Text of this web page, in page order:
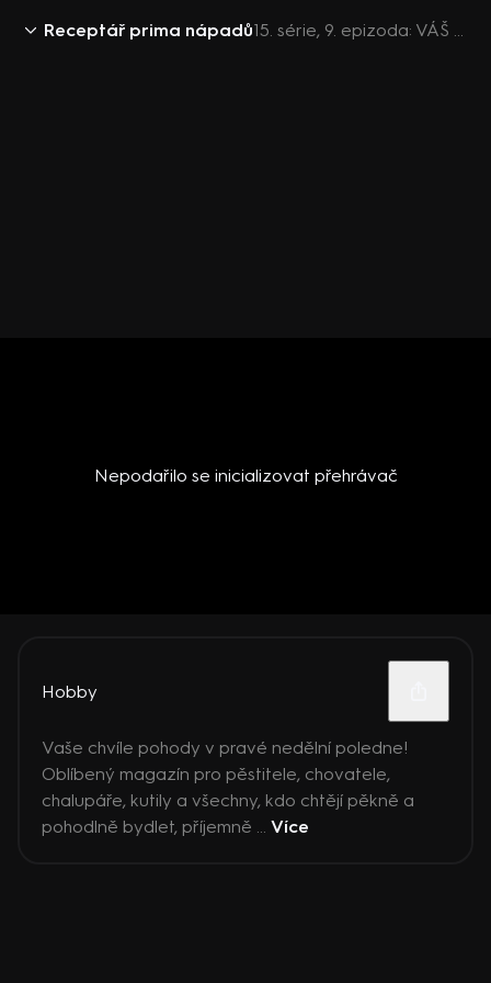
Receptář prima nápadů 15. série, 9. epizoda: VÁŠ PRIMA RECEPTÁŘ 2017 (9)
Nepodařilo se inicializovat přehrávač
Hobby
Vaše chvíle pohody v pravé nedělní poledne!
Oblíbený magazín pro pěstitele, chovatele,
chalupáře, kutily a všechny, kdo chtějí pěkně a
pohodlně bydlet, příjemně ... Více